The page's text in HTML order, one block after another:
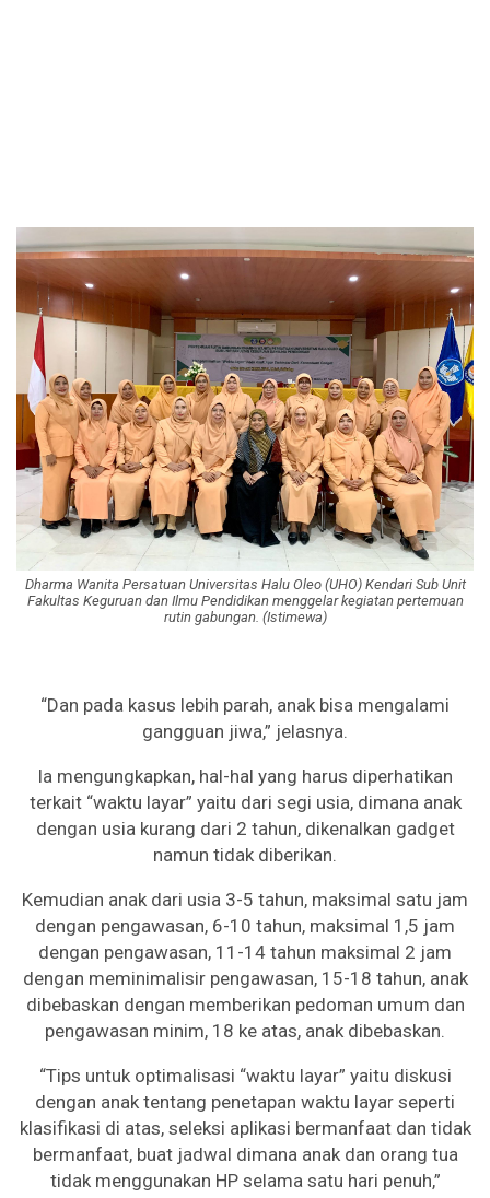
Dharma Wanita Persatuan Universitas Halu Oleo (UHO) Kendari Sub Unit
Fakultas Keguruan dan Ilmu Pendidikan menggelar kegiatan pertemuan
rutin gabungan. (Istimewa)
“Dan pada kasus lebih parah, anak bisa mengalami
gangguan jiwa,” jelasnya.
Ia mengungkapkan, hal-hal yang harus diperhatikan
terkait “waktu layar” yaitu dari segi usia, dimana anak
dengan usia kurang dari 2 tahun, dikenalkan gadget
namun tidak diberikan.
Kemudian anak dari usia 3-5 tahun, maksimal satu jam
dengan pengawasan, 6-10 tahun, maksimal 1,5 jam
dengan pengawasan, 11-14 tahun maksimal 2 jam
dengan meminimalisir pengawasan, 15-18 tahun, anak
dibebaskan dengan memberikan pedoman umum dan
pengawasan minim, 18 ke atas, anak dibebaskan.
“Tips untuk optimalisasi “waktu layar” yaitu diskusi
dengan anak tentang penetapan waktu layar seperti
klasifikasi di atas, seleksi aplikasi bermanfaat dan tidak
bermanfaat, buat jadwal dimana anak dan orang tua
tidak menggunakan HP selama satu hari penuh,”